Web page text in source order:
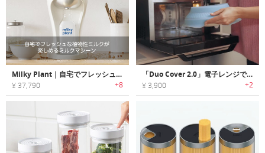
Milky Plant｜自宅でフレッシュな植物性ミルクが楽しめるミルクマシーン「ミルキープラント」
¥ 37,790 +8
「Duo Cover 2.0」電子レンジで蒸し料理ができる万能スチーマー
¥ 3,900 +2